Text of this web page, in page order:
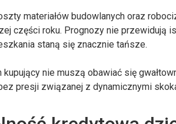
materiałów budowlanych oraz
części roku. Prognozy nie przewidują
staną się znacznie tańsze.
kupujący nie muszą obawiać się
presji związanej z dynamicznymi